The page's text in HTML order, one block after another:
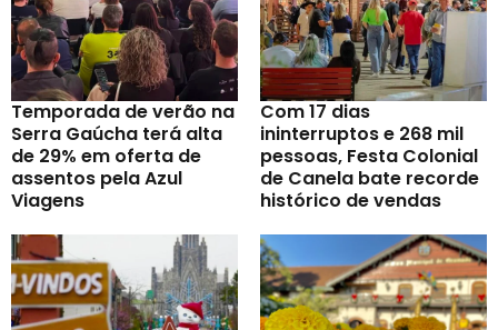
Temporada de verão na
Serra Gaúcha terá alta
de 29% em oferta de
assentos pela Azul
Viagens
Com 17 dias
ininterruptos e 268 mil
pessoas, Festa Colonial
de Canela bate recorde
histórico de vendas